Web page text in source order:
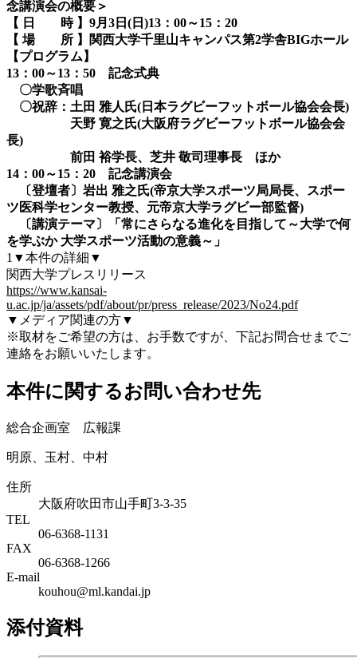
念講演会の概要＞
【 日 時 】9月3日(日)13：00～15：20
【 場 所 】関西大学千里山キャンパス第2学舎BIGホール
【プログラム】
13：00～13：50 記念式典
〇学歌斉唱
〇祝辞：土田 雅人氏(日本ラグビーフットボール協会会長)
天野 寛之氏(大阪府ラグビーフットボール協会会
長)
前田 裕学長、芝井 敬司理事長 ほか
14：00～15：20 記念講演会
〔登壇者〕岩出 雅之氏(帝京大学スポーツ局局長、スポー
ツ医科学センター教授、元帝京大学ラグビー部監督)
〔講演テーマ〕「常にさらなる進化を目指して～大学で何
を学ぶか 大学スポーツ活動の意義～」
1▼本件の詳細▼
関西大学プレスリリース
https://www.kansai-
u.ac.jp/ja/assets/pdf/about/pr/press_release/2023/No24.pdf
▼メディア関連の方▼
※取材をご希望の方は、お手数ですが、下記お問合せまでご
連絡をお願いいたします。
本件に関するお問い合わせ先
総合企画室 広報課
明原、玉村、中村
住所
大阪府吹田市山手町3-3-35
TEL
06-6368-1131
FAX
06-6368-1266
E-mail
kouhou@ml.kandai.jp
添付資料